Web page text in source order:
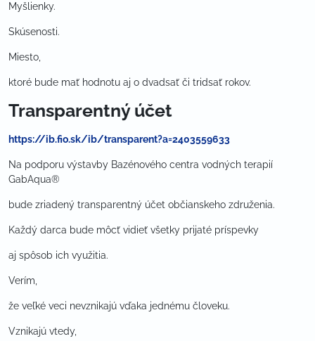
Myšlienky.
Skúsenosti.
Miesto,
ktoré bude mať hodnotu aj o dvadsať či tridsať rokov.
Transparentný účet
https://ib.fio.sk/ib/transparent?a=2403559633
Na podporu výstavby Bazénového centra vodných terapií
GabAqua®
bude zriadený transparentný účet občianskeho združenia.
Každý darca bude môcť vidieť všetky prijaté príspevky
aj spôsob ich využitia.
Verím,
že veľké veci nevznikajú vďaka jednému človeku.
Vznikajú vtedy,